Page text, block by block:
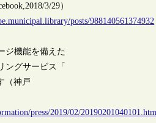
3/29）
posts/988140561374932
ジ機能を備えた
ングサービス「
（神戸
press/2019/02/